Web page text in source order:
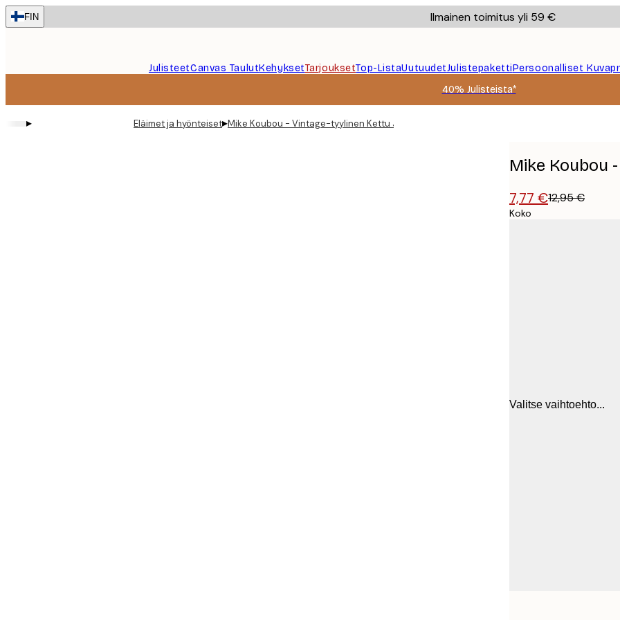
Skip
to
FIN Ilmainen toimitus yli 59 €
JulisteetCanvas TaulutKehyksetTarjouksetTop-ListaUutuudetJulistepakettiPersoonalliset
40% Julisteista*
▸ Eläimet ja hyönteiset▸Mike Koubou - Vintage-tyylinen Kettu Juliste
Mike Koubou
7,77 €12,95 €
Koko
Valitse vaihtoehto...